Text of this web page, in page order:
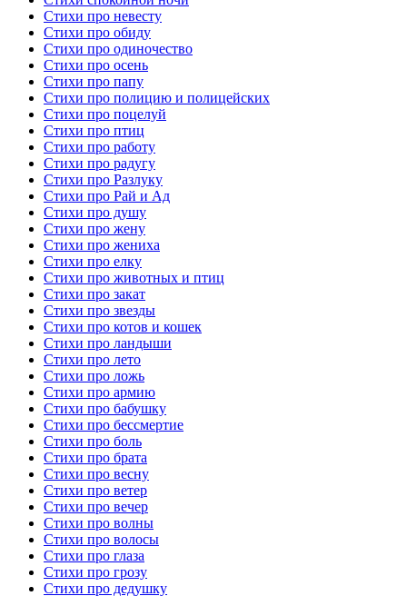
Стихи про невесту
Стихи про обиду
Стихи про одиночество
Стихи про осень
Стихи про папу
Стихи про полицию и полицейских
Стихи про поцелуй
Стихи про птиц
Стихи про работу
Стихи про радугу
Стихи про Разлуку
Стихи про Рай и Ад
Стихи про душу
Стихи про жену
Стихи про жениха
Стихи про елку
Стихи про животных и птиц
Стихи про закат
Стихи про звезды
Стихи про котов и кошек
Стихи про ландыши
Стихи про лето
Стихи про ложь
Стихи про армию
Стихи про бабушку
Стихи про бессмертие
Стихи про боль
Стихи про брата
Стихи про весну
Стихи про ветер
Стихи про вечер
Стихи про волны
Стихи про волосы
Стихи про глаза
Стихи про грозу
Стихи про дедушку